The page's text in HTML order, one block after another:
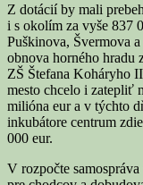
Z dotácií by mali
i s okolím za vyše 837
Puškinova, Švermova
obnova horného hradu
ZŠ Štefana Koháryho
mesto chcelo i zatepliť
milióna eur a v týchto
inkubátore centrum
000 eur.
V rozpočte